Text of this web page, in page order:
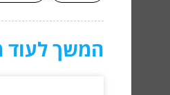
המשך לעוד